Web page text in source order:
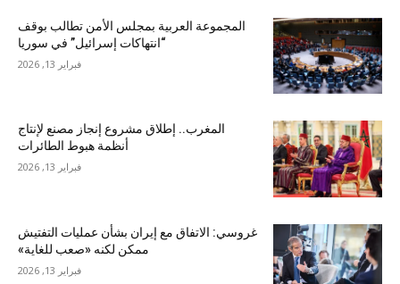
المجموعة العربية بمجلس الأمن تطالب بوقف
“انتهاكات إسرائيل” في سوريا
فبراير 13, 2026
المغرب.. إطلاق مشروع إنجاز مصنع لإنتاج
أنظمة هبوط الطائرات
فبراير 13, 2026
غروسي: الاتفاق مع إيران بشأن عمليات التفتيش
ممكن لكنه «صعب للغاية»
فبراير 13, 2026